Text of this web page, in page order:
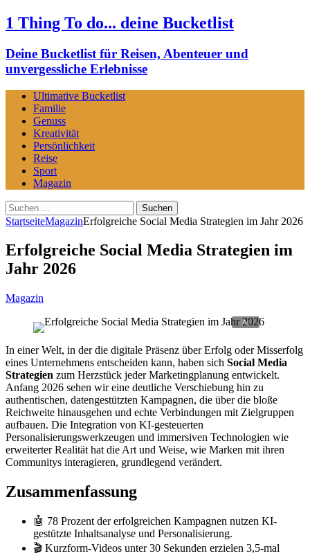
1 Thing To do... deine Bucketlist
Deine Bucketlist für Reisen, Abenteuer und
unvergessliche Erlebnisse
Ultimative Bucketlist
Familie
Genuss
Kreativität
Persönlichkeit
Reise
Sport
Magazin
Suchen
nach:
StartseiteMagazinErfolgreiche Social Media Strategien im Jahr 2026
Erfolgreiche Social Media Strategien im
Jahr 2026
Magazin
In einer Welt, in der die digitale Präsenz über Erfolg oder Misserfolg
eines Unternehmens entscheiden kann, haben sich Social Media
Strategien zum Herzstück jeder Marketingplanung entwickelt.
Anfang 2026 sehen wir eine deutliche Verschiebung hin zu
authentischen, datengestützten Kampagnen, die über die bloße
Reichweite hinausgehen und echte Verbindungen mit Zielgruppen
aufbauen. Die Integration von KI-gesteuerten
Personalisierungswerkzeugen und immersiven Technologien wie
erweiterter Realität hat die Art und Weise, wie Marken mit ihren
Communitys interagieren, grundlegend verändert.
Zusammenfassung
🤖 78 Prozent der erfolgreichen Kampagnen nutzen KI-
gestützte Inhaltsanalyse und Personalisierung.
🎬 Kurzform-Videos unter 30 Sekunden erzielen 3,5-mal